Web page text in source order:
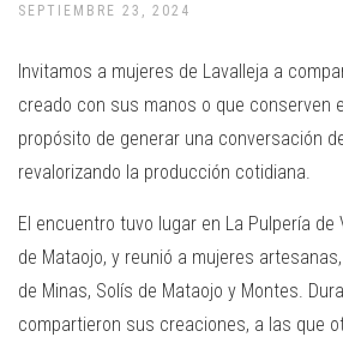
SEPTIEMBRE 23, 2024
Invitamos a mujeres de Lavalleja a
creado con sus manos o que conserven
propósito de generar una conversación
revalorizando la producción cotidiana.
El encuentro tuvo lugar en La Pulpería de
de Mataojo, y reunió a mujeres
de Minas, Solís de Mataojo y Montes.
compartieron sus creaciones, a las que